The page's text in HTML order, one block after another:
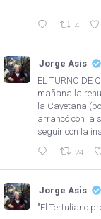
4
Jorge Asis
EL TURNO DE
mañana la
la Cayetana
arrancó con la
seguir con la
24
Jorge Asis
"El Tertuliano